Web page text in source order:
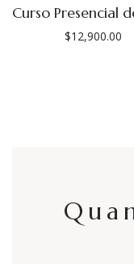
$285.00
$12,900.00